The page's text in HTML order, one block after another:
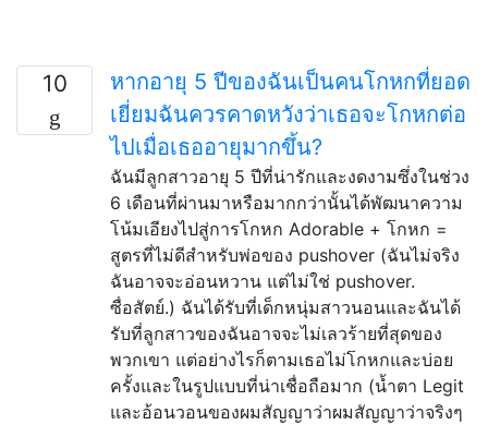
10
หากอายุ 5 ปีของฉันเป็นคนโกหกที่ยอด
เยี่ยมฉันควรคาดหวังว่าเธอจะโกหกต่อ
ไปเมื่อเธออายุมากขึ้น?
ฉันมีลูกสาวอายุ 5 ปีที่น่ารักและงดงามซึ่งในช่วง
6 เดือนที่ผ่านมาหรือมากกว่านั้นได้พัฒนาความ
โน้มเอียงไปสู่การโกหก Adorable + โกหก =
สูตรที่ไม่ดีสำหรับพ่อของ pushover (ฉันไม่จริง
ฉันอาจจะอ่อนหวาน แต่ไม่ใช่ pushover.
ซื่อสัตย์.) ฉันได้รับที่เด็กหนุ่มสาวนอนและฉันได้
รับที่ลูกสาวของฉันอาจจะไม่เลวร้ายที่สุดของ
พวกเขา แต่อย่างไรก็ตามเธอไม่โกหกและบ่อย
ครั้งและในรูปแบบที่น่าเชื่อถือมาก (น้ำตา Legit
และอ้อนวอนของผมสัญญาว่าผมสัญญาว่าจริงๆ